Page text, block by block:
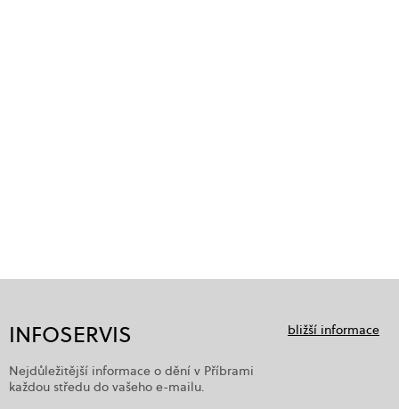
INFOSERVIS bližší informace
Nejdůležitější informace o dění v Příbrami
každou středu do vašeho e-mailu.